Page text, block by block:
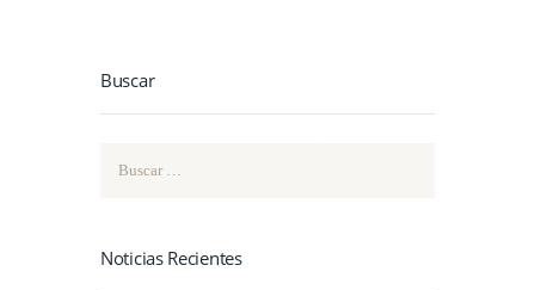
Buscar
Noticias Recientes